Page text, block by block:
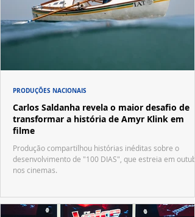
Carlos Saldanha revela o maior desafio de
transformar a história de Amyr Klink em
filme
Produção compartilhou histórias inéditas sobre o
desenvolvimento de "100 DIAS", que estreia em
nos cinemas.
PRODUÇÕES NACIONAIS